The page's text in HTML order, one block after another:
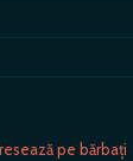
pe bărbaţi